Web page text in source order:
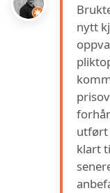
nytt
utført
klart